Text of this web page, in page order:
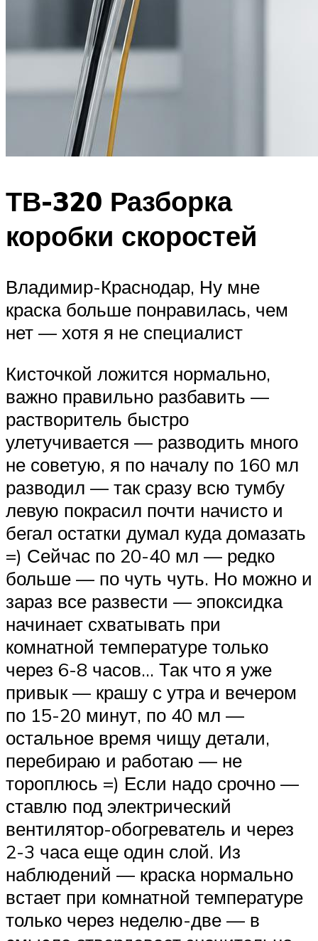
ТВ-320 Разборка
коробки скоростей
Владимир-Краснодар, Ну мне
краска больше понравилась, чем
нет — хотя я не специалист
Кисточкой ложится нормально,
важно правильно разбавить —
растворитель быстро
улетучивается — разводить много
не советую, я по началу по 160 мл
разводил — так сразу всю тумбу
левую покрасил почти начисто и
бегал остатки думал куда домазать
=) Сейчас по 20-40 мл — редко
больше — по чуть чуть. Но можно и
зараз все развести — эпоксидка
начинает схватывать при
комнатной температуре только
через 6-8 часов… Так что я уже
привык — крашу с утра и вечером
по 15-20 минут, по 40 мл —
остальное время чищу детали,
перебираю и работаю — не
тороплюсь =) Если надо срочно —
ставлю под электрический
вентилятор-обогреватель и через
2-3 часа еще один слой. Из
наблюдений — краска нормально
встает при комнатной температуре
только через неделю-две — в